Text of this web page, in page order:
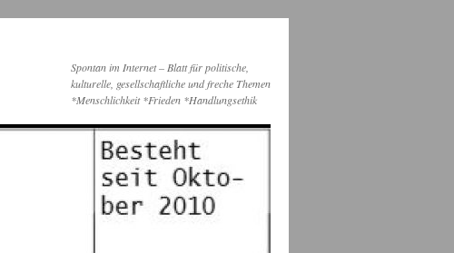
Spontan im Internet – Blatt für politische,
kulturelle, gesellschaftliche und freche Themen
*Menschlichkeit *Frieden *Handlungsethik